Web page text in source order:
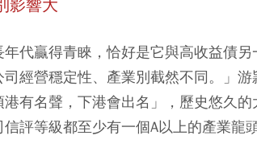
影響大
代贏得青睞，恰好是它與高收益債另
司經營穩定性、產業別截然不同。」
有名聲，下港會出名」，歷史悠久
評等級都至少有一個A以上的產業龍頭